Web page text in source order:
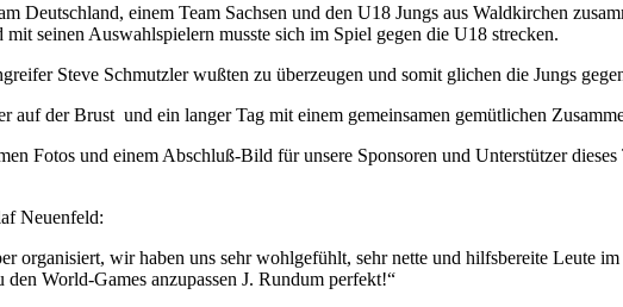
Deutschland, einem Team Sachsen und den U18 Jungs aus Waldkirchen
seinen Auswahlspielern musste sich im Spiel gegen die U18 strecken.
Steve Schmutzler wußten zu überzeugen und somit glichen die Jungs
der Brust und ein langer Tag mit einem gemeinsamen gemütlichen
Fotos und einem Abschluß-Bild für unsere Sponsoren und Unterstützer
Neuenfeld:
organisiert, wir haben uns sehr wohlgefühlt, sehr nette und hilfsbereite Leute
World-Games anzupassen J. Rundum perfekt!“